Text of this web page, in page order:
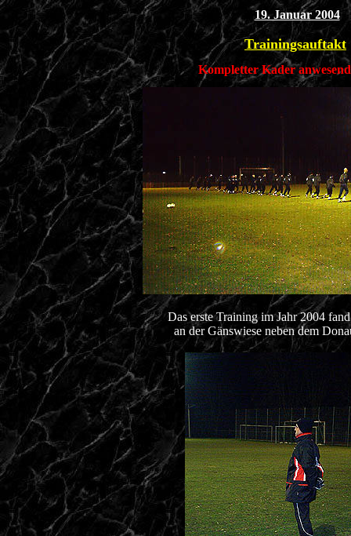
19. Januar 2004
Trainingsauftakt
Kompletter Kader
Das erste Training im Jahr 2004
an der Gänswiese neben dem